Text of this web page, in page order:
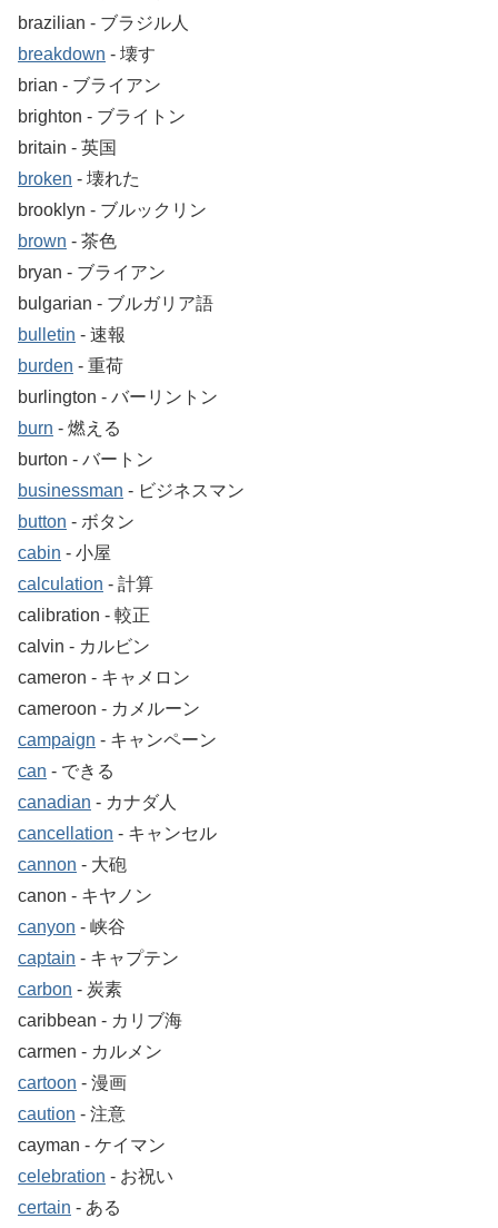
brazilian ‐ ブラジル人
breakdown ‐ 壊す
brian ‐ ブライアン
brighton ‐ ブライトン
britain ‐ 英国
broken ‐ 壊れた
brooklyn ‐ ブルックリン
brown ‐ 茶色
bryan ‐ ブライアン
bulgarian ‐ ブルガリア語
bulletin ‐ 速報
burden ‐ 重荷
burlington ‐ バーリントン
burn ‐ 燃える
burton ‐ バートン
businessman ‐ ビジネスマン
button ‐ ボタン
cabin ‐ 小屋
calculation ‐ 計算
calibration ‐ 較正
calvin ‐ カルビン
cameron ‐ キャメロン
cameroon ‐ カメルーン
campaign ‐ キャンペーン
can ‐ できる
canadian ‐ カナダ人
cancellation ‐ キャンセル
cannon ‐ 大砲
canon ‐ キヤノン
canyon ‐ 峡谷
captain ‐ キャプテン
carbon ‐ 炭素
caribbean ‐ カリブ海
carmen ‐ カルメン
cartoon ‐ 漫画
caution ‐ 注意
cayman ‐ ケイマン
celebration ‐ お祝い
certain ‐ ある